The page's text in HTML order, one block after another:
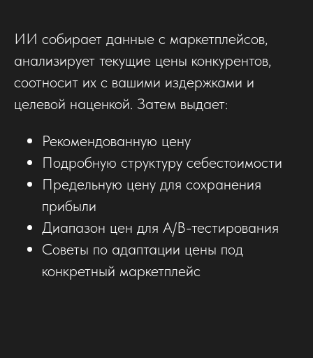
ИИ собирает данные с маркетплейсов,
анализирует текущие цены конкурентов,
соотносит их с вашими издержками и
целевой наценкой. Затем выдает:
Рекомендованную цену
Подробную структуру себестоимости
Предельную цену для сохранения
прибыли
Диапазон цен для A/B-тестирования
Советы по адаптации цены под
конкретный маркетплейс